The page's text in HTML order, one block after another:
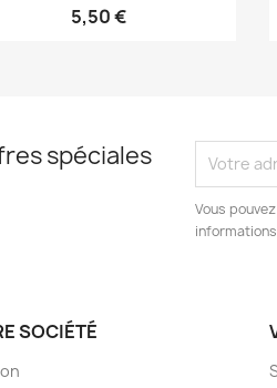
5,50 €
spéciales
Vous
SOCIÉTÉ